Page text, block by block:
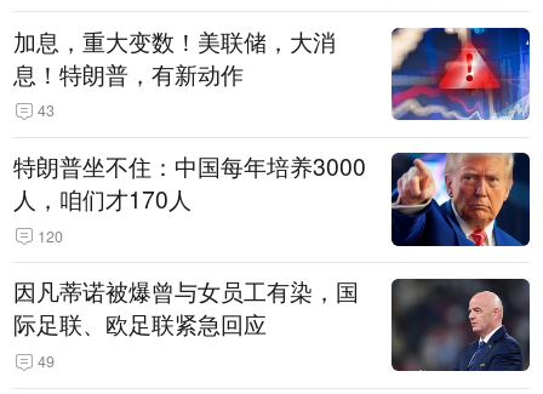
加息，重大变数！美联储，大消
息！特朗普，有新动作
43
特朗普坐不住：中国每年培养3000
人，咱们才170人
120
因凡蒂诺被爆曾与女员工有染，国
际足联、欧足联紧急回应
49